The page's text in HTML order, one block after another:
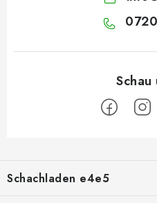
ßSchachladen e4e5